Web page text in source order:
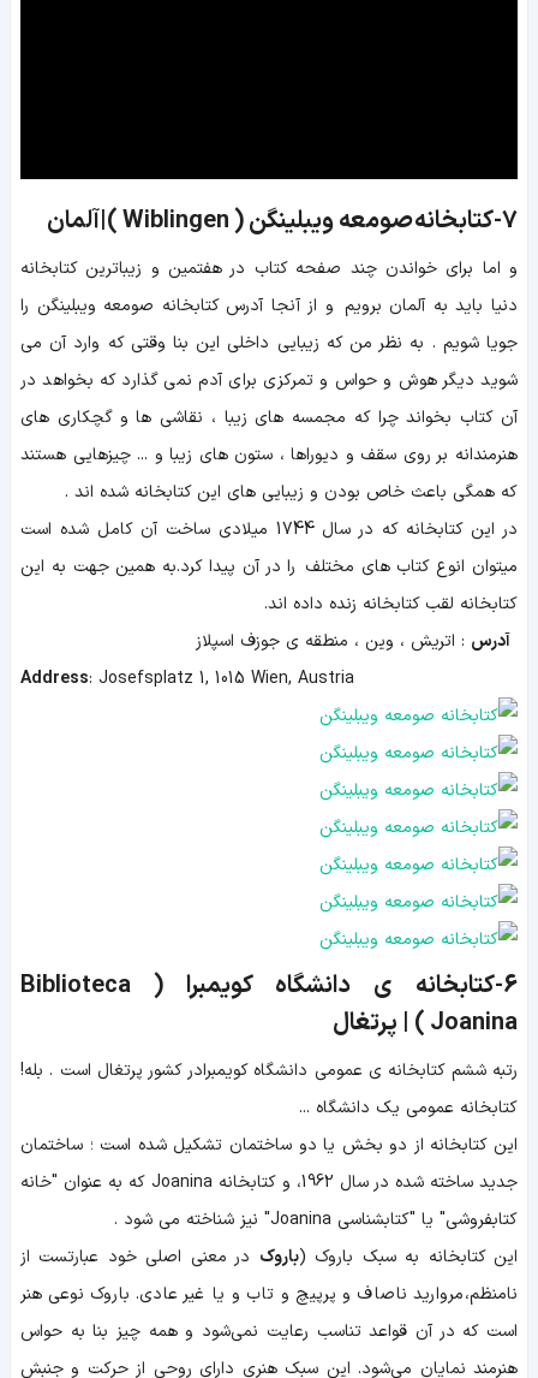
7-کتابخانه صومعه ویبلینگن ( Wiblingen )|آلمان
و اما برای خواندن چند صفحه کتاب در هفتمین و زیباترین کتابخانه
دنیا باید به آلمان برویم و از آنجا آدرس کتابخانه صومعه ویبلینگن را
جویا شویم . به نظر من که زیبایی داخلی این بنا وقتی که وارد آن می
شوید دیگر هوش و حواس و تمرکزی برای آدم نمی گذارد که بخواهد در
آن کتاب بخواند چرا که مجمسه های زیبا ، نقاشی ها و گچکاری های
هنرمندانه بر روی سقف و دیوراها ، ستون های زیبا و ... چیزهایی هستند
که همگی باعث خاص بودن و زیبایی های این کتابخانه شده اند .
در این کتابخانه که در سال 1744 میلادی ساخت آن کامل شده است
میتوان انوع کتاب های مختلف را در آن پیدا کرد.به همین جهت به این
کتابخانه لقب کتابخانه زنده داده اند.
آدرس : اتریش ، وین ، منطقه ی جوزف اسپلاز
Address: Josefsplatz 1, 1015 Wien, Austria
6-کتابخانه ی دانشگاه کویمبرا ( Biblioteca
Joanina ) | پرتغال
رتبه ششم کتابخانه ی عمومی دانشگاهکویمبرادر کشور پرتغال است . بله!
کتابخانه عمومی یک دانشگاه ...
این کتابخانه از دو بخش یا دو ساختمان تشکیل شده است ؛ ساختمان
جدید ساخته شده در سال 1962، و کتابخانه Joanina که به عنوان "خانه
کتابفروشی" یا "کتابشناسی Joanina" نیز شناخته می شود .
این کتابخانه به سبک باروک (باروک در معنی اصلی خود عبارتست از
نامنظم، مروارید ناصاف و پرپیچ و تاب و یا غیر عادی. باروک نوعی هنر
است که در آن قواعد تناسب رعایت نمی‌شود و همه چیز بنا به حواس
هنرمند نمایان می‌شود. این سبک هنری دارای روحی از حرکت و جنبش